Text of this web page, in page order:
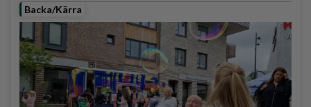
Backa/Kärra